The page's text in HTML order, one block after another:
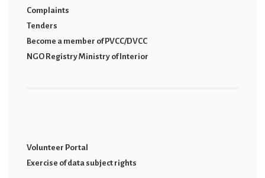
Complaints
Tenders
Become a member of PVCC/DVCC
NGO Registry Ministry of Interior
Volunteer Portal
Εxercise of data subject rights